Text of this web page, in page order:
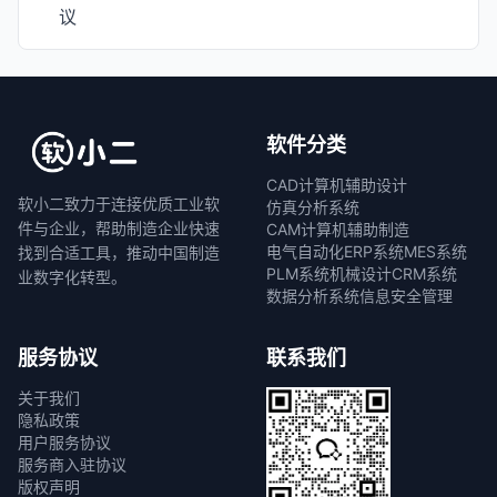
议
软小二致力于连接优质工业软
件与企业，帮助制造企业快速
找到合适工具，推动中国制造
业数字化转型。
软件分类
CAD计算机辅助设计
仿真分析系统
CAM计算机辅助制造
电气自动化ERP系统MES系统
PLM系统机械设计CRM系统
数据分析系统信息安全管理
服务协议
关于我们
隐私政策
用户服务协议
服务商入驻协议
版权声明
联系我们